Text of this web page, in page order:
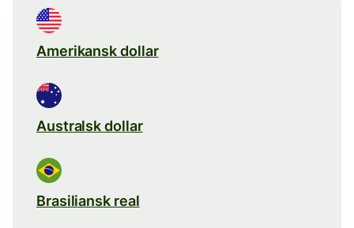
Amerikansk dollar
Australsk dollar
Brasiliansk real